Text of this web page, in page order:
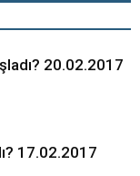
20.02.2017
17.02.2017